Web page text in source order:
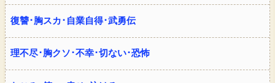
復讐･胸スカ･自業自得･武勇伝
理不尽･胸クソ･不幸･切ない･恐怖